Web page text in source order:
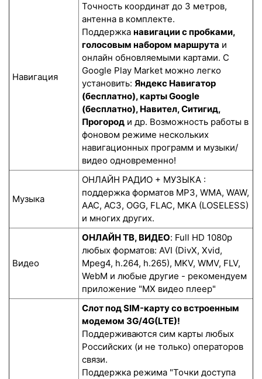
Навигация
Точность координат до 3 метров,
антенна в комплекте.
Поддержка навигации с пробками,
голосовым набором маршрута и
онлайн обновляемыми картами. С
Google Play Market можно легко
установить: Яндекс Навигатор
(бесплатно), карты Google
(бесплатно), Навител, Ситигид,
Прогород и др. Возможность работы в
фоновом режиме нескольких
навигационных программ и музыки/
видео одновременно!
Музыка
ОНЛАЙН РАДИО + МУЗЫКА :
поддержка форматов MP3, WMA, WAW,
AAC, AC3, OGG, FLAC, MKA (LOSELESS)
и многих других.
Видео
ОНЛАЙН ТВ, ВИДЕО: Full HD 1080p
любых форматов: AVI (DivX, Xvid,
Mpeg4, h.264, h.265), MKV, WMV, FLV,
WebM и любые другие - рекомендуем
приложение "MX видео плеер"
Слот под SIM-карту со встроенным
модемом 3G/4G(LTE)!
Поддерживаются сим карты любых
Российских (и не только) операторов
связи.
Поддержка режима "Точки доступа